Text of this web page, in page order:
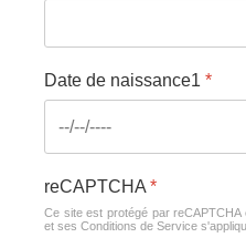
Date de naissance1 *
reCAPTCHA *
Ce site est protégé par reCAPTCHA
et ses Conditions de Service